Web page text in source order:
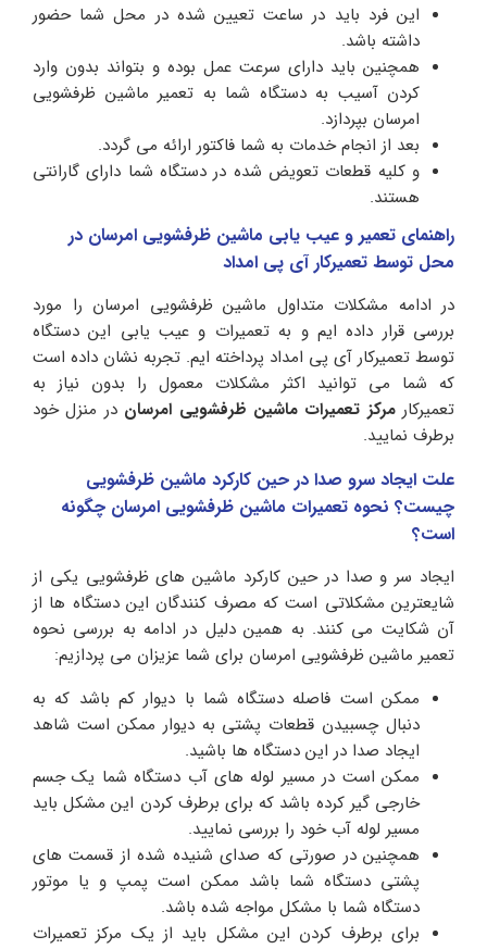
این فرد باید در ساعت تعیین شده در محل شما حضور
داشته باشد.
همچنین باید دارای سرعت عمل بوده و بتواند بدون وارد
کردن آسیب به دستگاه شما به تعمیر ماشین ظرفشویی
امرسان بپردازد.
بعد از انجام خدمات به شما فاکتور ارائه می گردد.
و کلیه قطعات تعویض شده در دستگاه شما دارای گارانتی
هستند.
راهنمای تعمیر و عیب یابی ماشین ظرفشویی امرسان در
محل توسط تعمیرکار آی پی امداد
در ادامه مشکلات متداول ماشین ظرفشویی امرسان را مورد
بررسی قرار داده ایم و به تعمیرات و عیب یابی این دستگاه
توسط تعمیرکار آی پی امداد پرداخته ایم. تجربه نشان داده است
که شما می توانید اکثر مشکلات معمول را بدون نیاز به
تعمیرکارمرکز تعمیرات ماشین ظرفشویی امرسان در منزل خود
برطرف نمایید.
علت ایجاد سرو صدا در حین کارکرد ماشین ظرفشویی
چیست؟ نحوه تعمیرات ماشین ظرفشویی امرسان چگونه
است؟
ایجاد سر و صدا در حین کارکرد ماشین های ظرفشویی یکی از
شایعترین مشکلاتی است که مصرف کنندگان این دستگاه ها از
آن شکایت می کنند. به همین دلیل در ادامه به بررسی نحوه
تعمیر ماشین ظرفشویی امرسان برای شما عزیزان می پردازیم:
ممکن است فاصله دستگاه شما با دیوار کم باشد که به
دنبال چسبیدن قطعات پشتی به دیوار ممکن است شاهد
ایجاد صدا در این دستگاه ها باشید.
ممکن است در مسیر لوله های آب دستگاه شما یک جسم
خارجی گیر کرده باشد که برای برطرف کردن این مشکل باید
مسیر لوله آب خود را بررسی نمایید.
همچنین در صورتی که صدای شنیده شده از قسمت های
پشتی دستگاه شما باشد ممکن است پمپ و یا موتور
دستگاه شما با مشکل مواجه شده باشد.
برای برطرف کردن این مشکل باید از یک مرکز تعمیرات